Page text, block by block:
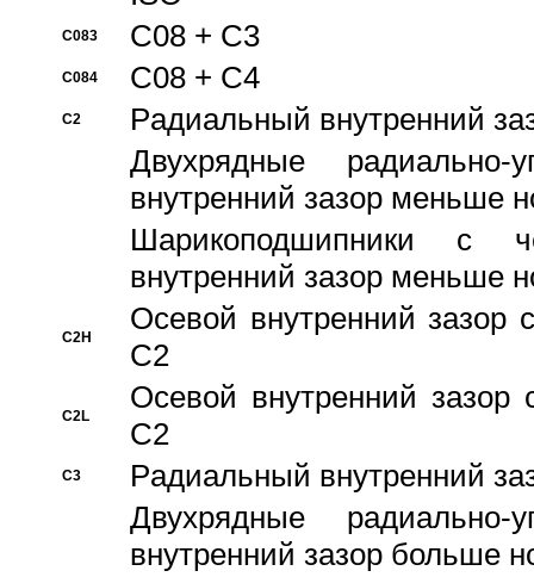
C083 C08 + C3
C084 C08 + C4
C2
Pадиальный внутренний
Двухрядные радиально-
внутренний зазор меньше
Шарикоподшипники с
внутренний зазор меньше
C2H
Осевой внутренний зазор
C2
C2L
Осевой внутренний зазор
C2
C3
Pадиальный внутренний
Двухрядные радиально-
внутренний зазор больше